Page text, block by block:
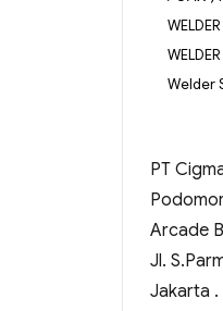
Welder
PT
Arcade
Jl.
Jakarta .